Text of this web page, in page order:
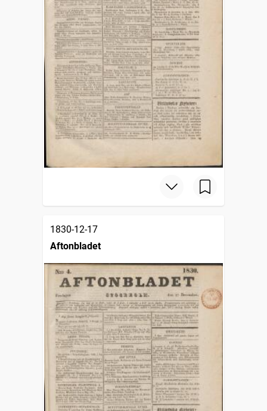
1830-12-17
Aftonbladet